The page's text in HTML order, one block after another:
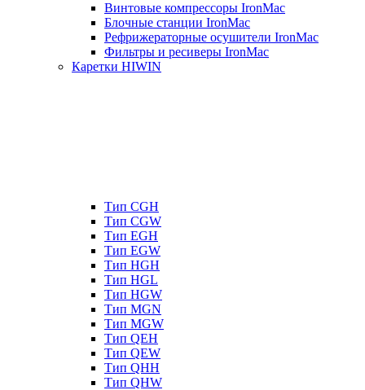
Винтовые компрессоры IronMac
Блочные станции IronMac
Рефрижераторные осушители IronMac
Фильтры и ресиверы IronMac
Каретки HIWIN
Тип CGH
Тип CGW
Тип EGH
Тип EGW
Тип HGH
Тип HGL
Тип HGW
Тип MGN
Тип MGW
Тип QEH
Тип QEW
Тип QHH
Тип QHW